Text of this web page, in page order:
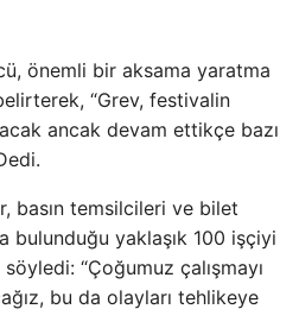
önemli bir aksama yaratma
“Grev, festivalin
ancak devam ettikçe bazı
basın temsilcileri ve bilet
bulunduğu yaklaşık 100 işçiyi
“Çoğumuz çalışmayı
bu da olayları tehlikeye